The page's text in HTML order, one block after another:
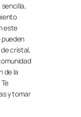
este
cristal,
de la
y tomar